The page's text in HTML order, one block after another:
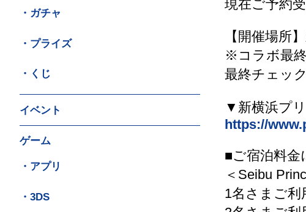
現在ご予約
【開催場所
※コラボ最
最終チェッ
▼新横浜プ
https://
■ご宿泊料金
＜Seibu
1名さまご利
・ガチャ
・プライズ
・くじ
イベント
ゲーム
・アプリ
・3DS